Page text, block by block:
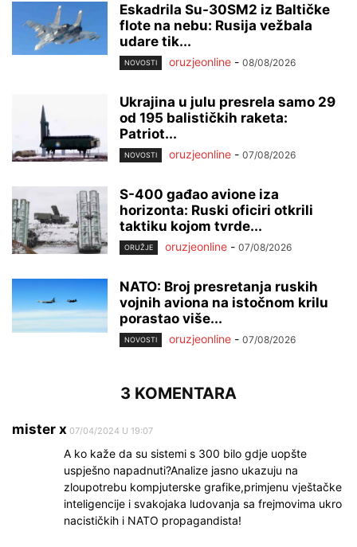
Eskadrila Su-30SM2 iz Baltičke
flote na nebu: Rusija vežbala
udare tik...
NOVOSTI oruzjeonline - 08/08/2026
Ukrajina u julu presrela samo 29
od 195 balističkih raketa:
Patriot...
NOVOSTI oruzjeonline - 07/08/2026
S-400 gađao avione iza
horizonta: Ruski oficiri otkrili
taktiku kojom tvrde...
ORUŽJE oruzjeonline - 07/08/2026
NATO: Broj presretanja ruskih
vojnih aviona na istočnom krilu
porastao više...
NOVOSTI oruzjeonline - 07/08/2026
3 KOMENTARA
mister x 07/04/2024 U 19:07
A ko kaže da su sistemi s 300 bilo gdje uopšte
uspješno napadnuti?Analize jasno ukazuju na
zloupotrebu kompjuterske grafike,primjenu vještačke
inteligencije i svakojaka ludovanja sa frejmovima ukro
nacističkih i NATO propagandista!